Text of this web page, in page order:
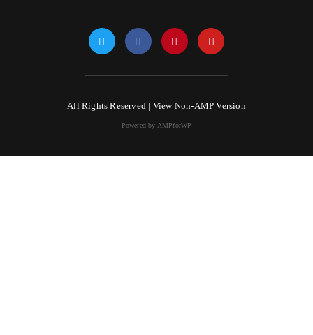
All Rights Reserved | View Non-AMP Version
Powered by AMPforWP